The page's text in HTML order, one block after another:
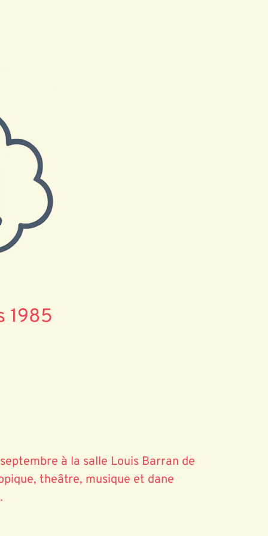
1985
à la salle Louis Barran de
theâtre, musique et dane